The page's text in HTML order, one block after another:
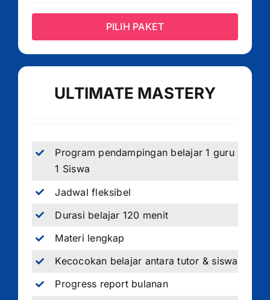
PILIH PAKET
ULTIMATE MASTERY
Program pendampingan belajar 1 guru
1 Siswa
Jadwal fleksibel
Durasi belajar 120 menit
Materi lengkap
Kecocokan belajar antara tutor & siswa
Progress report bulanan